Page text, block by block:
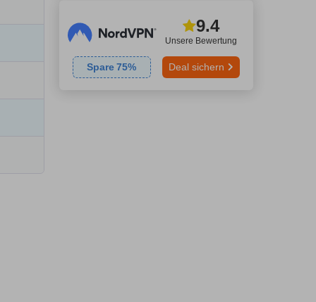
Unsere Bewertung
9.4
Spare 75% Deal sichern